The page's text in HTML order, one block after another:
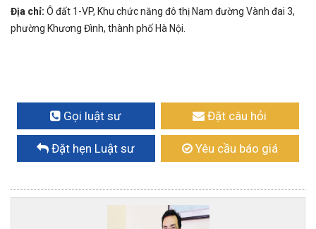
Địa chỉ: Ô đất 1-VP, Khu chức năng đô thị Nam đường Vành đai 3,
phường Khương Đình, thành phố Hà Nội.
Gọi luật sư Đặt câu hỏi
Đặt hẹn Luật sư Yêu cầu báo giá